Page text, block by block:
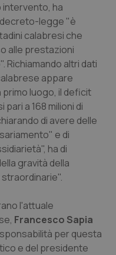
intervento, ha
legge "è
calabresi che
alle prestazioni
Richiamando altri dati
appare
primo luogo, il deficit
a 168 milioni di
di avere delle
e di
ha di
gravità della
l'attuale
Francesco Sapia
per questa
e del presidente